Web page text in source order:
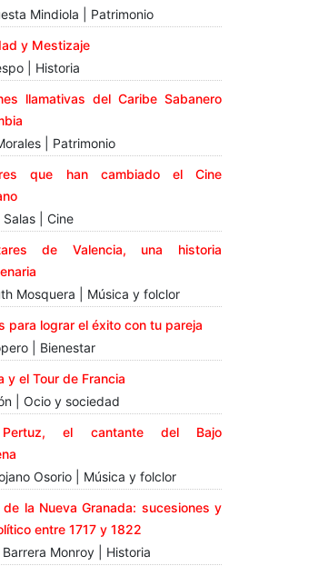
Mindiola | Patrimonio
y Mestizaje
| Historia
llamativas del Caribe Sabanero
| Patrimonio
que han cambiado el Cine
Salas | Cine
de Valencia, una historia
Mosquera | Música y folclor
para lograr el éxito con tu pareja
| Bienestar
y el Tour de Francia
| Ocio y sociedad
el cantante del Bajo
Osorio | Música y folclor
la Nueva Granada: sucesiones y
entre 1717 y 1822
Monroy | Historia